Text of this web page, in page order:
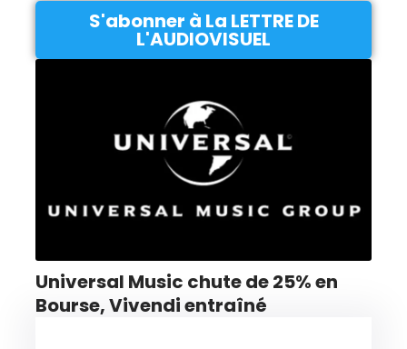
S'abonner à La LETTRE DE
L'AUDIOVISUEL
Universal Music chute de 25% en
Bourse, Vivendi entraîné